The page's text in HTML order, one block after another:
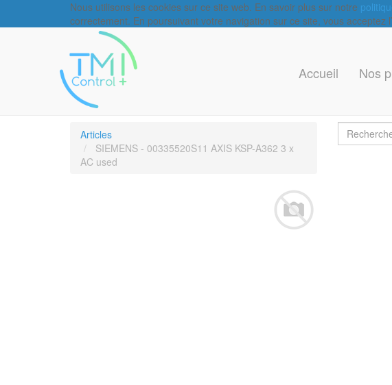
Nous utilisons les cookies sur ce site web. En savoir plus sur notre
correctement. En poursuivant votre navigation sur ce site, vous acceptez
Accueil Nos
Articles
SIEMENS - 00335520S11 AXIS KSP-A362 3 x
AC used